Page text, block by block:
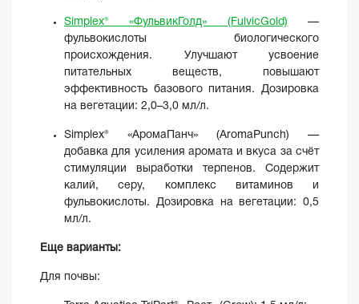
Simplex® «ФульвикГолд» (FulvicGold) —
фульвокислоты биологического
происхождения. Улучшают усвоение
питательных веществ, повышают
эффективность базового питания. Дозировка
на вегетации: 2,0–3,0 мл/л.
Simplex® «АромаПанч» (AromaPunch) —
добавка для усиления аромата и вкуса за счёт
стимуляции выработки терпенов. Содержит
калий, серу, комплекс витаминов и
фульвокислоты. Дозировка на вегетации: 0,5
мл/л.
Еще варианты:
Для почвы: